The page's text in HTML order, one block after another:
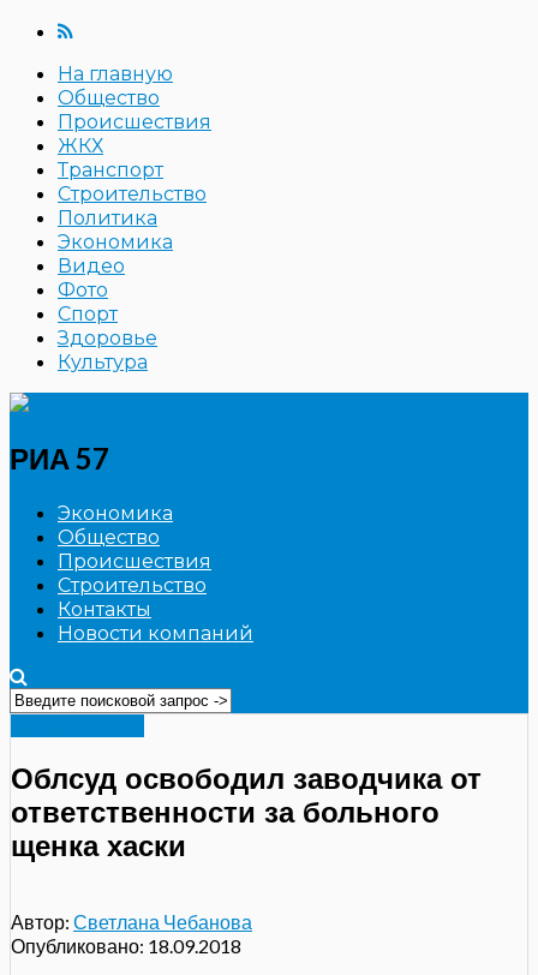
На главную
Общество
Происшествия
ЖКХ
Транспорт
Строительство
Политика
Экономика
Видео
Фото
Спорт
Здоровье
Культура
РИА 57
Экономика
Общество
Происшествия
Строительство
Контакты
Новости компаний
Облсуд освободил заводчика от
ответственности за больного
щенка хаски
Автор: Светлана Чебанова
Опубликовано: 18.09.2018